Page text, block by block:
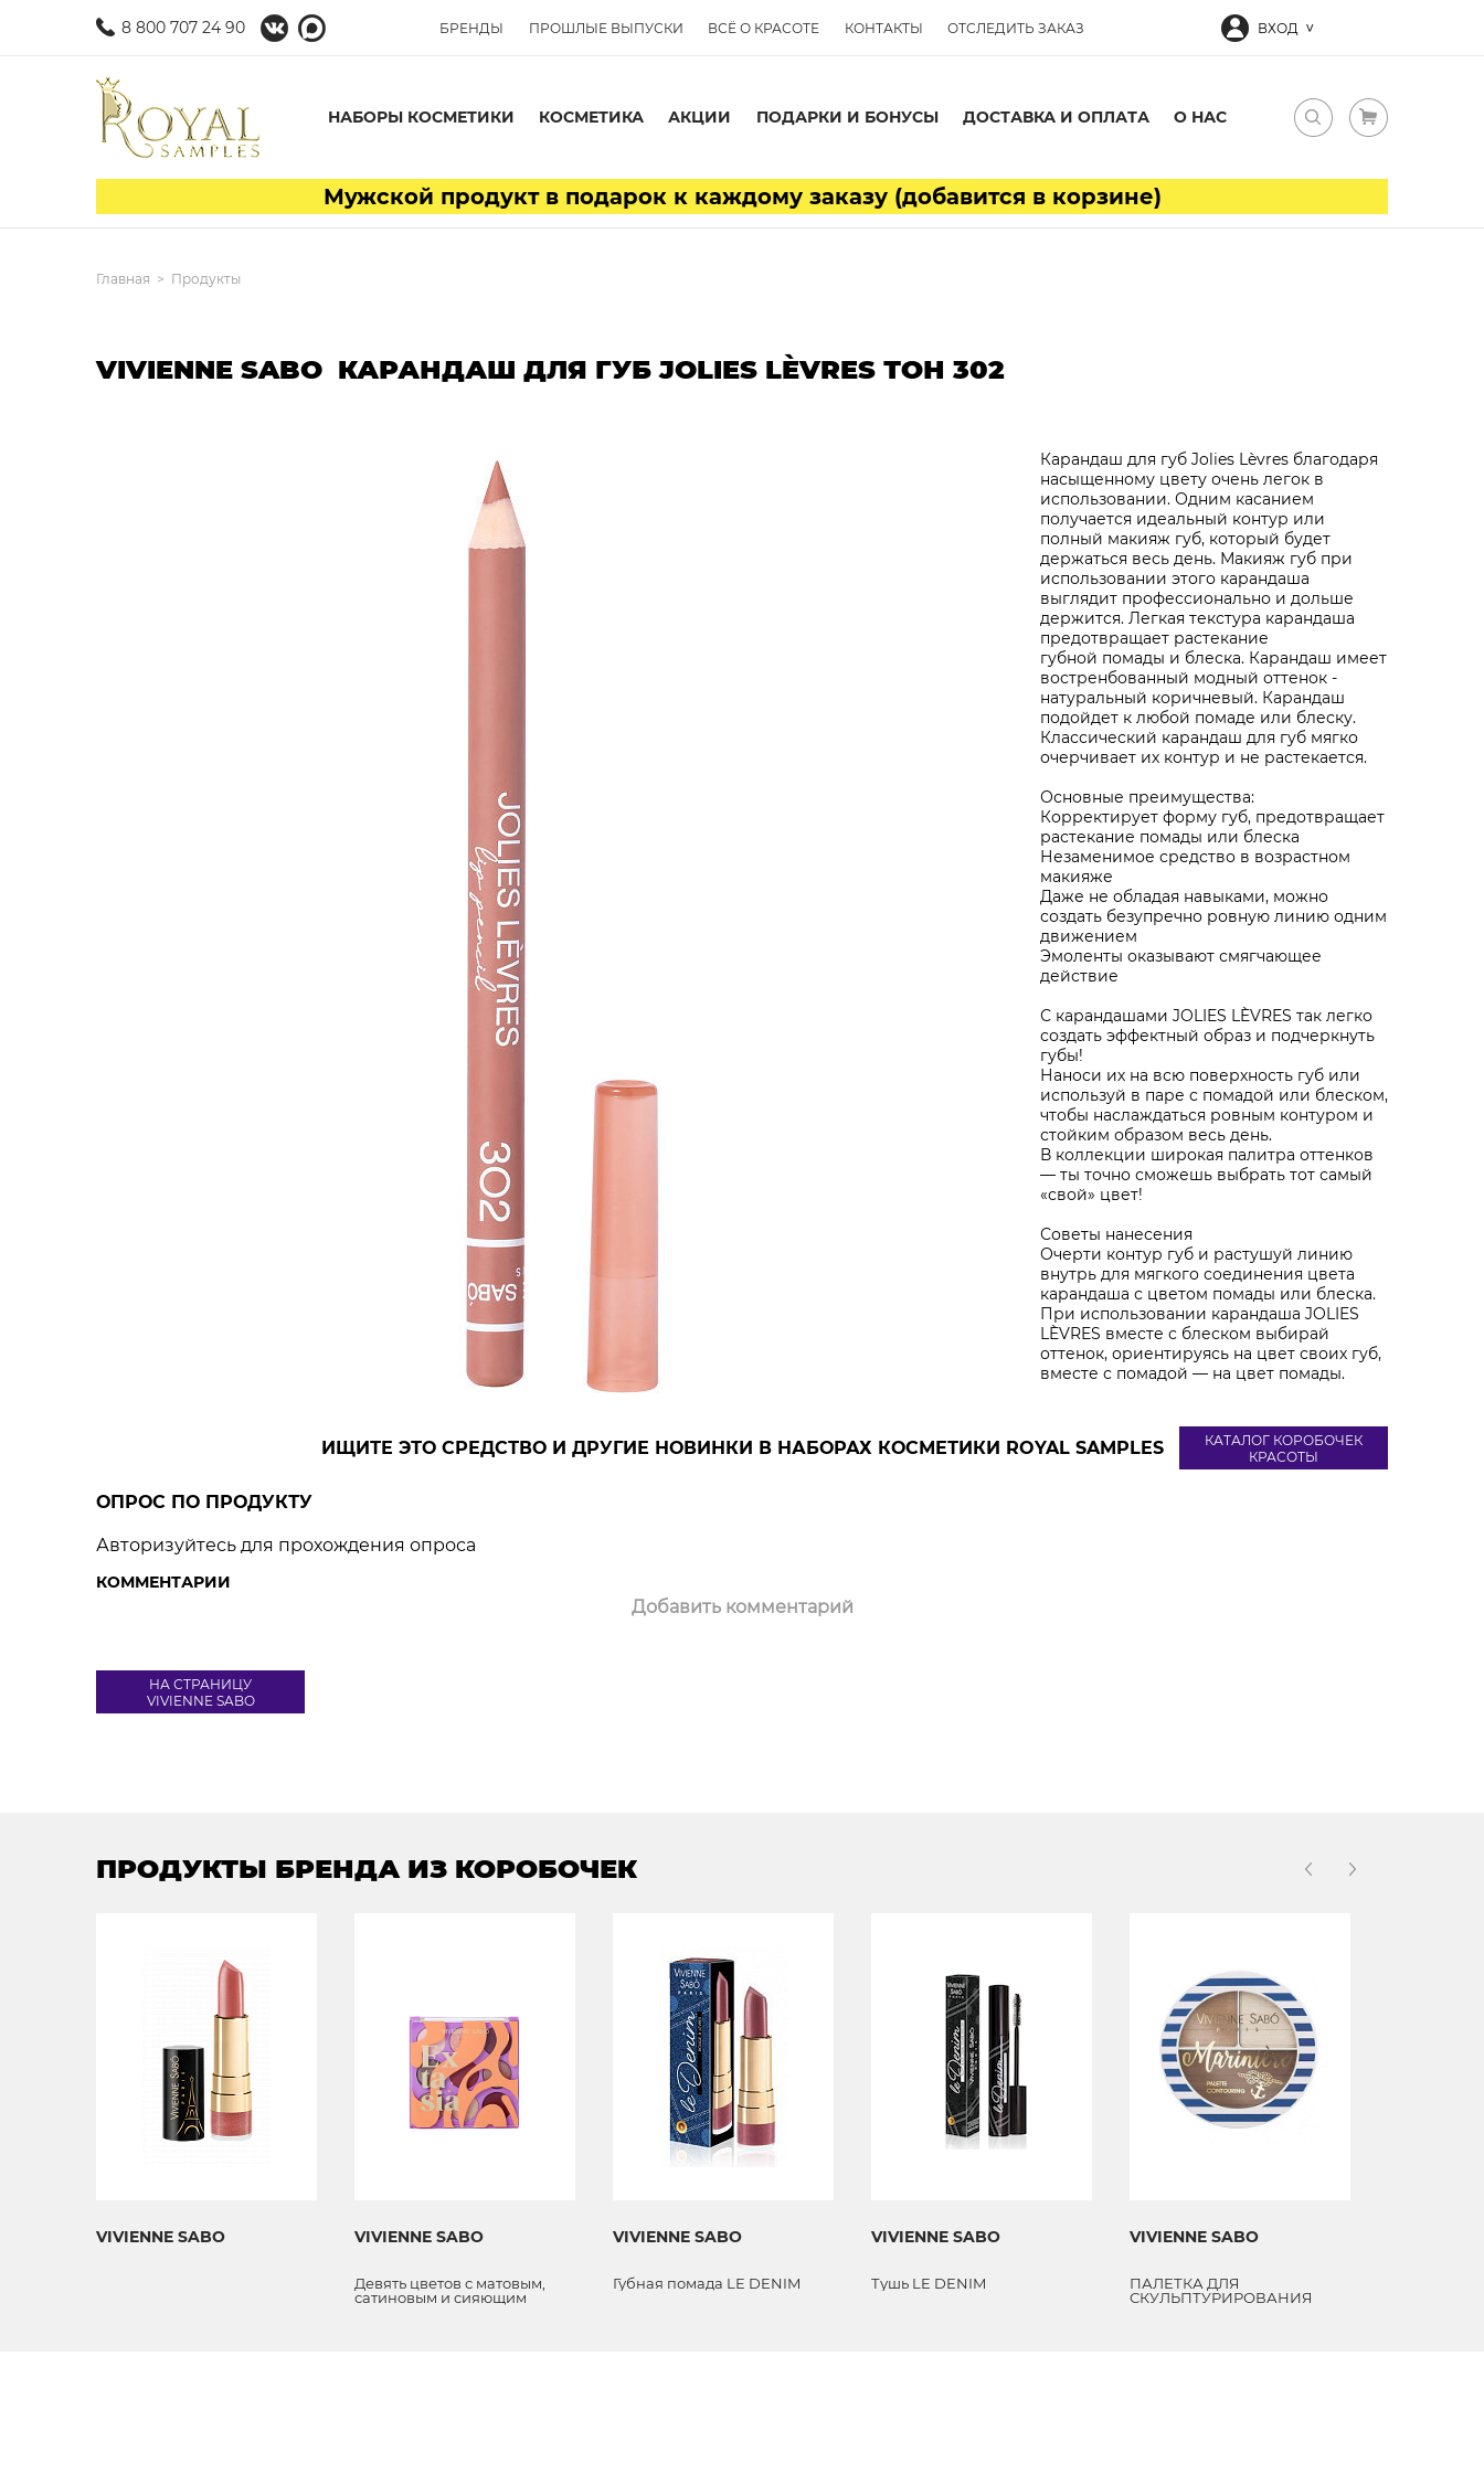
8 800 707 24 90 БРЕНДЫ ПРОШЛЫЕ ВЫПУСКИ ВСЁ О КРАСОТЕ КОНТАКТЫ ОТСЛЕДИТЬ ЗАКАЗ ВХОД
НАБОРЫ КОСМЕТИКИ КОСМЕТИКА АКЦИИ ПОДАРКИ И БОНУСЫ ДОСТАВКА И ОПЛАТА О НАС
Мужской продукт в подарок к каждому заказу (добавится в корзине)
Главная Продукты
VIVIENNE SABO КАРАНДАШ ДЛЯ ГУБ JOLIES LÈVRES ТОН 302
Карандаш для губ Jolies Lèvres благодаря
насыщенному цвету очень легок в
использовании. Одним касанием
получается идеальный контур или
полный макияж губ, который будет
держаться весь день. Макияж губ при
использовании этого карандаша
выглядит профессионально и дольше
держится. Легкая текстура карандаша
предотвращает растекание
губной помады и блеска. Карандаш имеет
востренбованный модный оттенок -
натуральный коричневый. Карандаш
подойдет к любой помаде или блеску.
Классический карандаш для губ мягко
очерчивает их контур и не растекается.
Основные преимущества:
Корректирует форму губ, предотвращает
растекание помады или блеска
Незаменимое средство в возрастном
макияже
Даже не обладая навыками, можно
создать безупречно ровную линию одним
движением
Эмоленты оказывают смягчающее
действие
С карандашами JOLIES LÈVRES так легко
создать эффектный образ и подчеркнуть
губы!
Наноси их на всю поверхность губ или
используй в паре с помадой или блеском,
чтобы наслаждаться ровным контуром и
стойким образом весь день.
В коллекции широкая палитра оттенков
— ты точно сможешь выбрать тот самый
«свой» цвет!
Советы нанесения
Очерти контур губ и растушуй линию
внутрь для мягкого соединения цвета
карандаша с цветом помады или блеска.
При использовании карандаша JOLIES
LÈVRES вместе с блеском выбирай
оттенок, ориентируясь на цвет своих губ,
вместе с помадой — на цвет помады.
ИЩИТЕ ЭТО СРЕДСТВО И ДРУГИЕ НОВИНКИ В НАБОРАХ КОСМЕТИКИ ROYAL SAMPLES
КАТАЛОГ КОРОБОЧЕК
КРАСОТЫ
ОПРОС ПО ПРОДУКТУ
Авторизуйтесь для прохождения опроса
КОММЕНТАРИИ
Добавить комментарий
НА СТРАНИЦУ
VIVIENNE SABO
ПРОДУКТЫ БРЕНДА ИЗ КОРОБОЧЕК
VIVIENNE SABO VIVIENNE SABO
Девять цветов с матовым,
сатиновым и сияющим
VIVIENNE SABO
Губная помада LE DENIM
VIVIENNE SABO
Тушь LE DENIM
VIVIENNE SABO
ПАЛЕТКА ДЛЯ
СКУЛЬПТУРИРОВАНИЯ